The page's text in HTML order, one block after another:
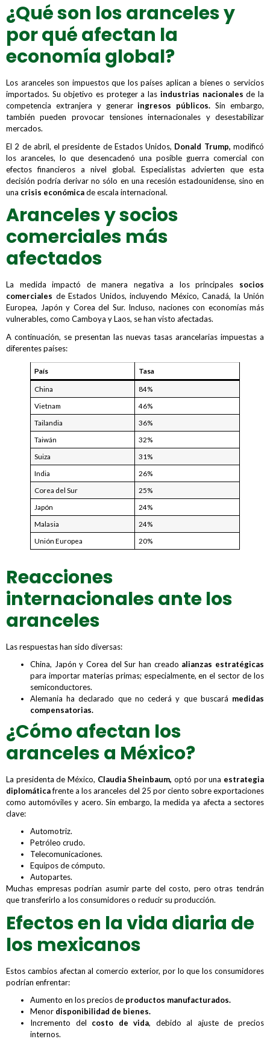
¿Qué son los aranceles y
por qué afectan la
economía global?
Los aranceles son impuestos que los países aplican a bienes o servicios
importados. Su objetivo es proteger a las industrias nacionales de la
competencia extranjera y generaringresos públicos. Sin embargo,
también pueden provocar tensiones internacionales y desestabilizar
mercados.
El 2 de abril, el presidente de Estados Unidos, Donald Trump, modificó
los aranceles, lo que desencadenó una posible guerra comercial con
efectos financieros a nivel global. Especialistas advierten que esta
decisión podría derivar no sólo en una recesión estadounidense, sino en
una crisis económicade escala internacional.
Aranceles y socios
comerciales más
afectados
La medida impactó de manera negativa a los principales socios
comerciales de Estados Unidos, incluyendo México, Canadá, la Unión
Europea, Japón y Corea del Sur. Incluso, naciones con economías más
vulnerables, como Camboya y Laos, se han visto afectadas.
A continuación, se presentan las nuevas tasas arancelarias impuestas a
diferentes países:
País Tasa
China
84%
Vietnam
46%
Tailandia
36%
Taiwán
32%
Suiza
31%
India
26%
Corea del Sur
25%
Japón
24%
Malasia
24%
Unión Europea
20%
Reacciones
internacionales ante los
aranceles
Las respuestas han sido diversas:
China, Japón y Corea del Sur han creado alianzas estratégicas
para importar materias primas; especialmente, en el sector de los
semiconductores.
Alemania ha declarado que no cederá y que buscará medidas
compensatorias.
¿Cómo afectan los
aranceles a México?
La presidenta de México, Claudia Sheinbaum, optó por una estrategia
diplomáticafrente a los aranceles del 25 por ciento sobre exportaciones
como automóviles y acero. Sin embargo, la medida ya afecta a sectores
clave:
Automotriz.
Petróleo crudo.
Telecomunicaciones.
Equipos de cómputo.
Autopartes.
Muchas empresas podrían asumir parte del costo, pero otras tendrán
que transferirlo a los consumidores o reducir su producción.
Efectos en la vida diaria de
los mexicanos
Estos cambios afectan al comercio exterior, por lo que los consumidores
podrían enfrentar:
Aumento en los precios de productos manufacturados.
Menor disponibilidad de bienes.
Incremento del costo de vida, debido al ajuste de precios
internos.